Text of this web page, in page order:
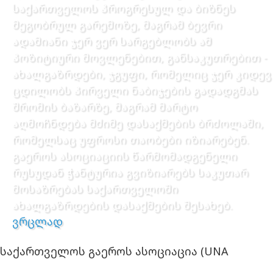
საქართველოს პროგრესულ და ბიზნეს
მეგობრულ გარემოზე, მაგრამ ბევრი
ადამიანი ჯერ ვერ სარგებლობს ამ
პოზიტიური მოვლენებით, განსაკუთრებით -
ახალგაზრდები, ჯგუფი, რომელიც ჯერ კიდევ
ცდილობს პირველი ნაბიჯების გადადგმას
შრომის ბაზარზე, მაგრამ მარტო
აღმოჩნდება მძიმე დასაქმების ბრძოლაში,
რომელსაც უფროსი თაობები იზიარებენ.
გაეროს ასოციაციის წარმომადგენელი
რუსუდან ჭანტურია გვიზიარებს საკუთარ
მოსაზრებას საქართველოში
ახალგაზრდების დასაქმების შესახებ.
ვრცლად
საქართველოს გაეროს ასოციაცია (UNA